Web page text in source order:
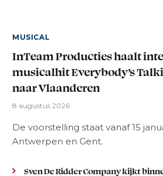
MUSICAL
InTeam Producties haalt
musicalhit Everybody’s
naar Vlaanderen
8 augustus 2026
De voorstelling staat vanaf 15
Antwerpen en Gent.
Sven De Ridder Company kijkt